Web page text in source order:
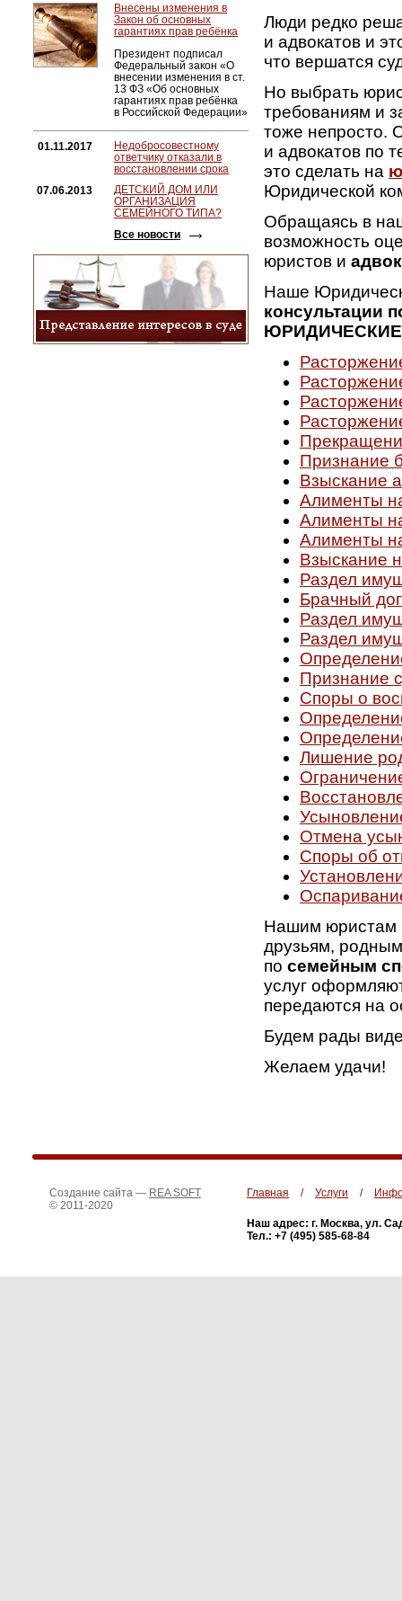
Внесены изменения в
Закон об основных
гарантиях прав ребёнка
Президент подписал
Федеральный закон «О
внесении изменения в ст.
13 ФЗ «Об основных
гарантиях прав ребёнка
в Российской Федерации»
01.11.2017
Недобросовестному
ответчику отказали в
восстановлении срока
07.06.2013
ДЕТСКИЙ ДОМ ИЛИ
ОРГАНИЗАЦИЯ
СЕМЕЙНОГО ТИПА?
Все новости
Люди редко
и адвокатов и
что вершатся
Но выбрать
требованиям и
тоже непросто.
и адвокатов по
это сделать на
Юридической
Обращаясь в
возможность
юристов и
Наше
консультации
ЮРИДИЧЕСКИЕ
Признание
Взыскание
Алименты
Алименты
Алименты
Взыскание
Раздел
Брачный
Раздел
Раздел
Признание
Споры о
Лишение
Отмена
Споры об
Нашим юристам
друзьям,
по семейным
услуг
передаются на
Будем рады
Желаем удачи!
Создание сайта — REA SOFT
© 2011-2020
Главная / Услуги /
Наш адрес: г. Москва, ул.
Тел.: +7 (495) 585-68-84